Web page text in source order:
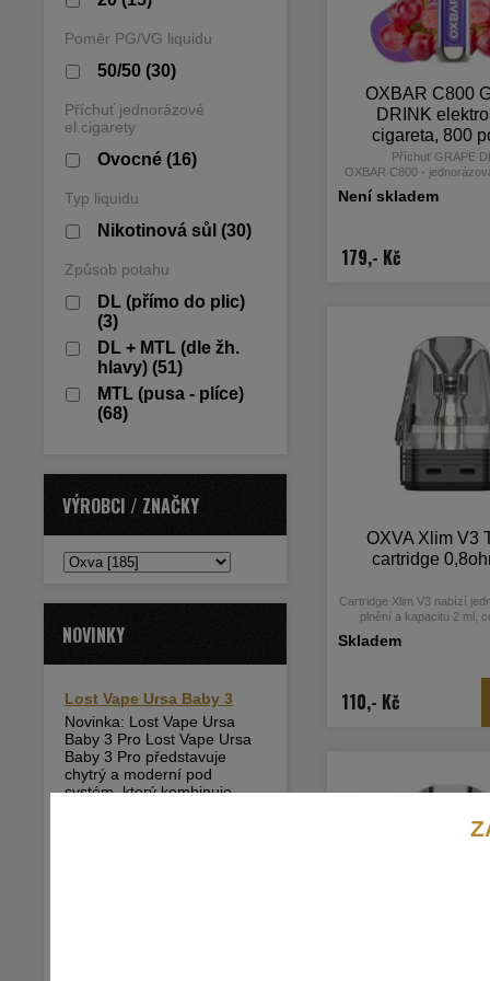
Poměr PG/VG liquidu
50/50 (30)
Příchuť jednorázové
el.cigarety
Ovocné (16)
Typ liquidu
Nikotinová sůl (30)
Způsob potahu
DL (přímo do plic)
(3)
DL + MTL (dle žh.
hlavy) (51)
MTL (pusa - plíce)
(68)
VÝROBCI / ZNAČKY
NOVINKY
Lost Vape Ursa Baby 3
Novinka: Lost Vape Ursa
Baby 3 Pro Lost Vape Ursa
Baby 3 Pro představuje
chytrý a moderní pod
systém, který kombinuje
OXBAR C800
DRINK
cigareta, 800
16mg
Příchuť GRAPE
OXBAR C800 -
cigareta od světoznámého
Není skladem
179,- Kč
OXVA Xlim V3
cartridge
Cartridge Xlim V3 nabízí
plnění a kapacitu 2 ml,
Skladem
110,- Kč